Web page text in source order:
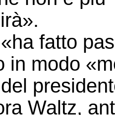
«ha fatto
in modo
Waltz,